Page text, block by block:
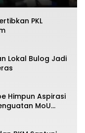
PKL
Lokal Bulog Jadi
Himpun Aspirasi
MoU
Hasilnya